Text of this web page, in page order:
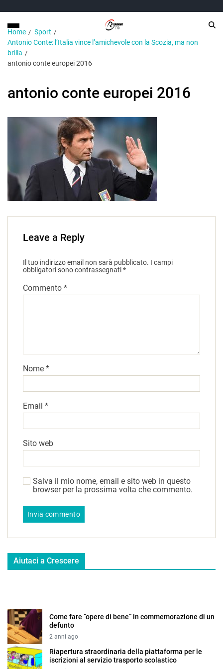
Home
Sport
Antonio Conte: l’Italia vince l’amichevole con la Scozia, ma non
brilla
antonio conte europei 2016
antonio conte europei 2016
Leave a Reply
Il tuo indirizzo email non sarà pubblicato. I campi
obbligatori sono contrassegnati*
Commento *
Nome *
Email *
Sito web
Salva il mio nome, email e sito web in questo
browser per la prossima volta che commento.
Aiutaci a Crescere
Come fare “opere di bene” in commemorazione di un
defunto
2 anni ago
Riapertura straordinaria della piattaforma per le
iscrizioni al servizio trasporto scolastico